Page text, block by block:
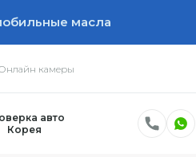
масла
камеры
авто
Корея